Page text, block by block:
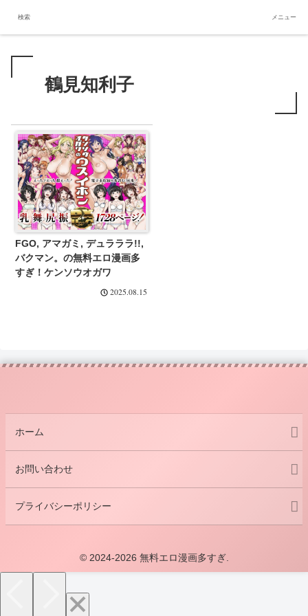
鶴見知利子
FGO, アマガミ, デュラララ!!,
バクマン。の無料エロ漫画多
すぎ！ケンソウオガワ
2025.08.15
ホーム
お問い合わせ
プライバシーポリシー
© 2024-2026 無料エロ漫画多すぎ.
検索 メニュー